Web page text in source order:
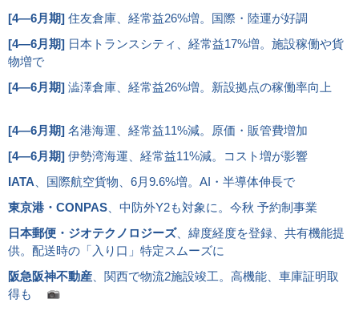
[4―6月期] 住友倉庫、経常益26%増。国際・陸運が好調
[4―6月期] 日本トランスシティ、経常益17%増。施設稼働や貨
物増で
[4―6月期] 澁澤倉庫、経常益26%増。新設拠点の稼働率向上
[4―6月期] 名港海運、経常益11%減。原価・販管費増加
[4―6月期] 伊勢湾海運、経常益11%減。コスト増が影響
IATA 、国際航空貨物、6月9.6%増。AI・半導体伸長で
東京港・CONPAS 、中防外Y2も対象に。今秋 予約制事業
日本郵便・ジオテクノロジーズ、緯度経度を登録、共有機能提
供。配送時の「入り口」特定スムーズに
阪急阪神不動産 、関西で物流2施設竣工。高機能、車庫証明取
得も